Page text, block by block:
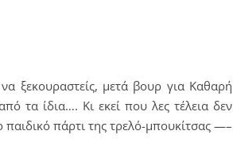
ξεκουραστείς, μετά βουρ για Καθαρή
τα ίδια…. Κι εκεί που λες τέλεια δεν
παιδικό πάρτι της τρελό-μπουκίτσας —–